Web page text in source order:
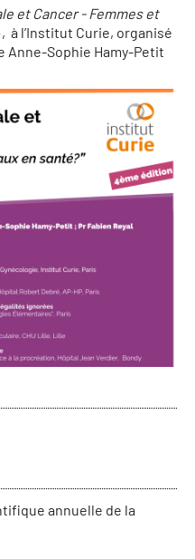
et Cancer - Femmes et
à l’Institut Curie, organisé
Anne-Sophie Hamy-Petit
annuelle de la